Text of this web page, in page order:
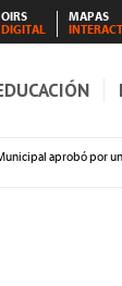
OIRS
DIGITAL
MAPAS
aprobó por